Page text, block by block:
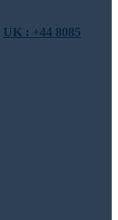
UK : +44 8085